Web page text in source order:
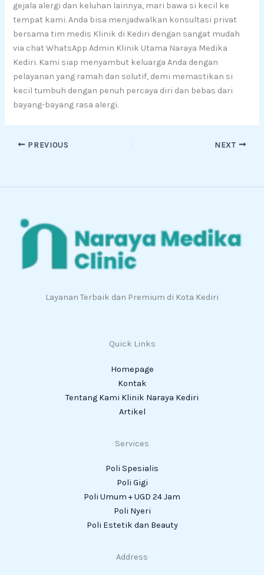
gejala alergi dan keluhan lainnya, mari bawa si kecil ke
tempat kami. Anda bisa menjadwalkan konsultasi privat
bersama tim medis Klinik di Kediri dengan sangat mudah
via chat WhatsApp Admin Klinik Utama Naraya Medika
Kediri. Kami siap menyambut keluarga Anda dengan
pelayanan yang ramah dan solutif, demi memastikan si
kecil tumbuh dengan penuh percaya diri dan bebas dari
bayang-bayang rasa alergi.
PREVIOUS NEXT
Layanan Terbaik dan Premium di Kota Kediri
Quick Links
Homepage
Kontak
Tentang Kami Klinik Naraya Kediri
Artikel
Services
Poli Spesialis
Poli Gigi
Poli Umum + UGD 24 Jam
Poli Nyeri
Poli Estetik dan Beauty
Address